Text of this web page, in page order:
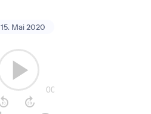
15. Mai 2020